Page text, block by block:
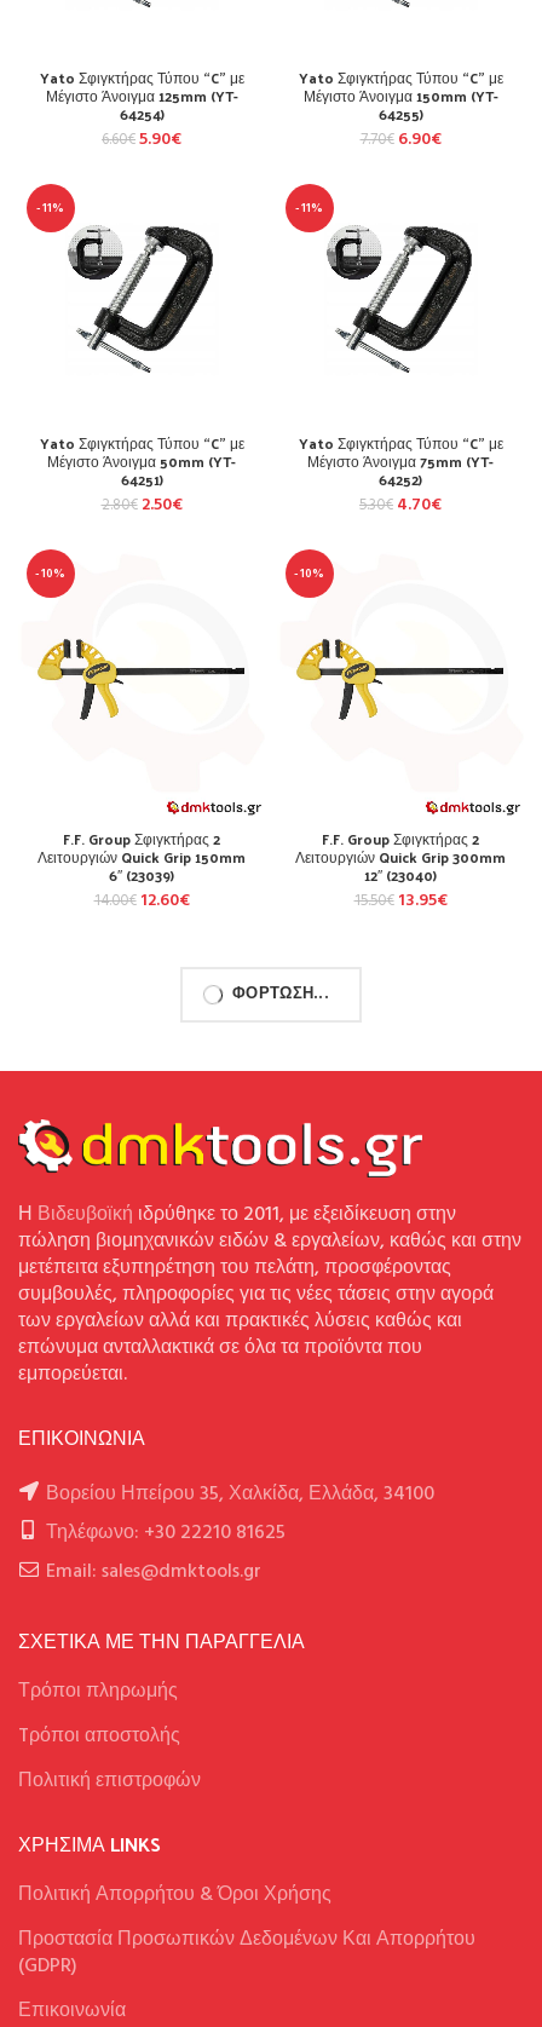
Yato Σφιγκτήρας Τύπου “C” με
Μέγιστο Άνοιγμα 125mm (YT-
64254)
6.60€5.90€
Yato Σφιγκτήρας Τύπου “C” με
Μέγιστο Άνοιγμα 150mm (YT-
64255)
7.70€ 6.90€
-11%
Yato Σφιγκτήρας Τύπου “C” με
Μέγιστο Άνοιγμα 50mm (YT-
64251)
2.80€ 2.50€
-11%
Yato Σφιγκτήρας Τύπου “C” με
Μέγιστο Άνοιγμα 75mm (YT-
64252)
5.30€ 4.70€
-10%
F.F. Group Σφιγκτήρας 2
Λειτουργιών Quick Grip 150mm
6″ (23039)
14.00€ 12.60€
-10%
F.F. Group Σφιγκτήρας 2
Λειτουργιών Quick Grip 300mm
12″ (23040)
15.50€ 13.95€
F.F. Group Σφιγκτήρας 2
Λειτουργιών Quick Grip 600mm
24″ (23041)
19.00€17.10€
F.F. Group Σφιγκτήρας Ελατηρίου
με Μέγιστο Άνοιγμα 50mm
(23036)
2.00€
F.F. Group Σφιγκτήρας Ελατηρίου
με Μέγιστο Άνοιγμα 68,5mm
2.50€
F.F. Group Σφιγκτήρας Ελατηρίου